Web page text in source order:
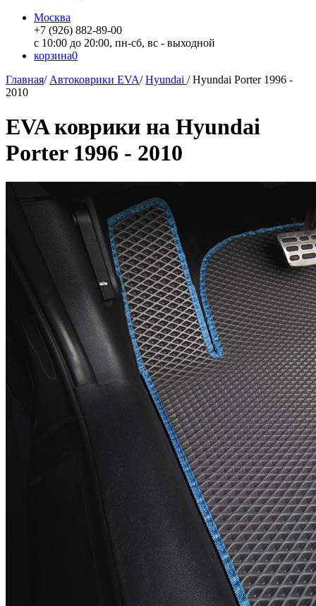
Москва
+7 (926) 882-89-00
с 10:00 до 20:00, пн-сб, вс - выходной
корзина0
Главная/ Автоковрики EVA/Hyundai /Hyundai Porter 1996 -
2010
EVA коврики на Hyundai
Porter 1996 - 2010